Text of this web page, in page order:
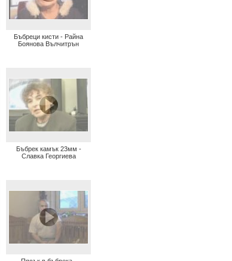
Бъбреци кисти - Райна
Боянова Вълчитрън
Бъбрек камък 23мм -
Славка Георгиева